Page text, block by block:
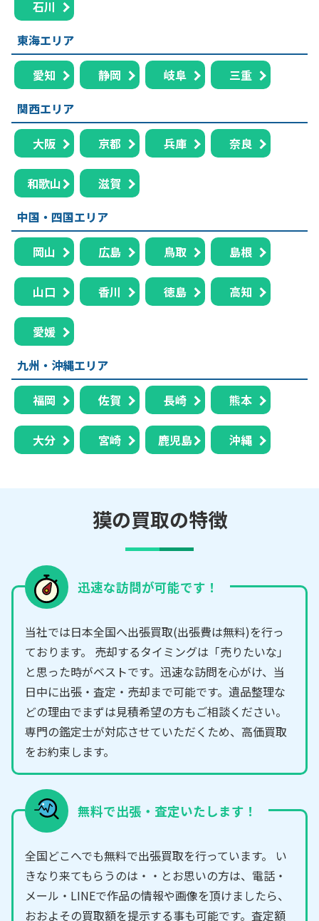
石川
東海エリア
愛知 静岡 岐阜
三重
関西エリア
大阪 京都 兵庫 奈良
和歌山
滋賀
中国・四国エリア
岡山 広島 鳥取 島根
山口 香川 徳島 高知
愛媛
九州・沖縄エリア
福岡 佐賀 長崎 熊本
大分 宮崎 鹿児島 沖縄
獏の買取の特徴
迅速な訪問が可能です！
当社では日本全国へ出張買取(出張費は無料)を行っ
ております。 売却するタイミングは「売りたいな」
と思った時がベストです。迅速な訪問を心がけ、当
日中に出張・査定・売却まで可能です。遺品整理な
どの理由でまずは見積希望の方もご相談ください。
専門の鑑定士が対応させていただくため、高価買取
をお約束します。
無料で出張・査定いたします！
全国どこへでも無料で出張買取を行っています。 い
きなり来てもらうのは・・とお思いの方は、電話・
メール・LINEで作品の情報や画像を頂けましたら、
おおよその買取額を提示する事も可能です。査定額